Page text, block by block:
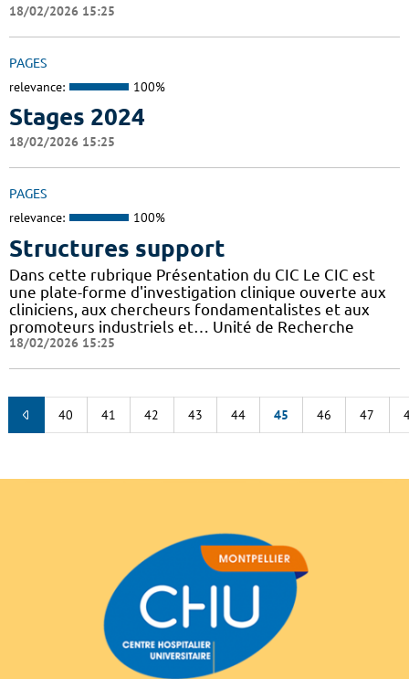
18/02/2026 15:25
PAGES
relevance: 100%
Stages 2024
18/02/2026 15:25
PAGES
relevance: 100%
Structures support
Dans cette rubrique Présentation du CIC Le CIC est
une plate-forme d'investigation clinique ouverte aux
cliniciens, aux chercheurs fondamentalistes et aux
promoteurs industriels et… Unité de Recherche
18/02/2026 15:25
40 41 42 43 44 45 46 47